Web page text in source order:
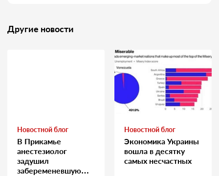
Другие новости
Новостной блог
В Прикамье
анестезиолог
задушил
забеременевшую
Новостной блог
Экономика Украины
вошла в десятку
самых несчастных